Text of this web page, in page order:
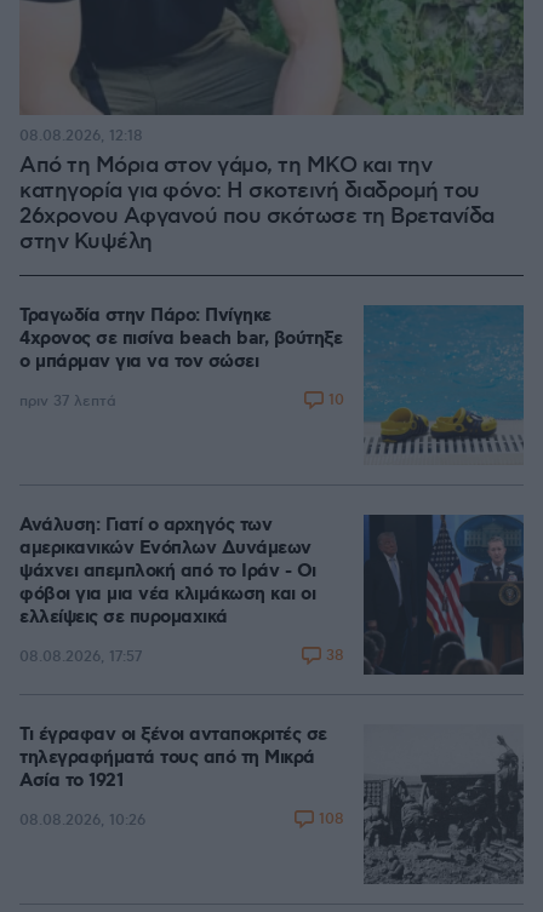
Από τη Μόρια στον γάμο, τη ΜΚΟ και την
κατηγορία για φόνο: Η σκοτεινή διαδρομή του
26χρονου Αφγανού που σκότωσε τη Βρετανίδα
στην Κυψέλη
08.08.2026, 12:18
Τραγωδία στην Πάρο: Πνίγηκε
4χρονος σε πισίνα beach bar, βούτηξε
ο μπάρμαν για να τον σώσει
πριν 37 λεπτά 10
Ανάλυση: Γιατί ο αρχηγός των
αμερικανικών Ενόπλων Δυνάμεων
ψάχνει απεμπλοκή από το Ιράν - Οι
φόβοι για μια νέα κλιμάκωση και οι
ελλείψεις σε πυρομαχικά
08.08.2026, 17:57 38
Τι έγραφαν οι ξένοι ανταποκριτές σε
τηλεγραφήματά τους από τη Μικρά
Ασία το 1921
08.08.2026, 10:26 108